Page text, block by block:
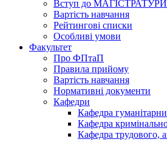
Вступ до МАГІСТРАТУРИ
Вартість навчання
Рейтингові списки
Особливі умови
Факультет
Про ФПтаП
Правила прийому
Вартість навчання
Нормативні документи
Кафедри
Кафедра
Кафедра
Кафедра трудового,